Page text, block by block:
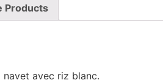
Products
avec riz blanc.